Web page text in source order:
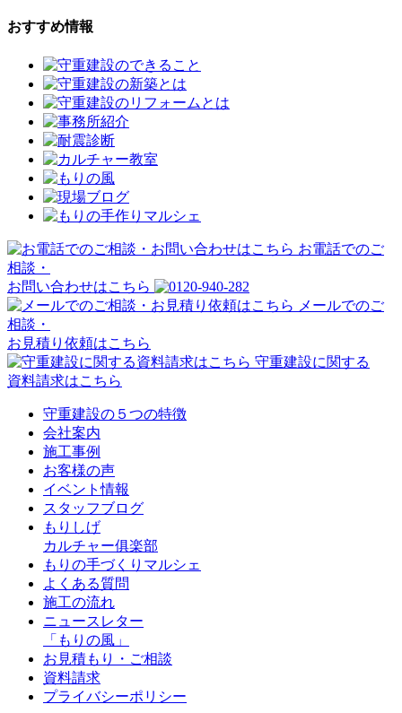
おすすめ情報
お電話でのご
相談・
お問い合わせはこちら
メールでのご
相談・
お見積り依頼はこちら
守重建設に関する
資料請求はこちら
守重建設の５つの特徴
会社案内
施工事例
お客様の声
イベント情報
スタッフブログ
もりしげ
カルチャー俱楽部
もりの手づくりマルシェ
よくある質問
施工の流れ
ニュースレター
「もりの風」
お見積もり・ご相談
資料請求
プライバシーポリシー